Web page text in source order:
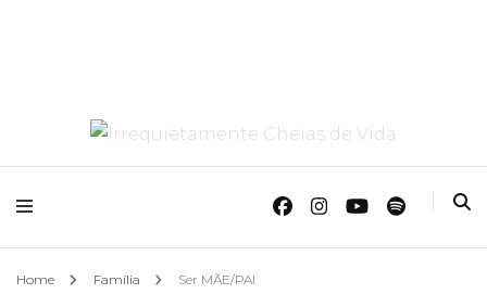
Irrequietamente
Cheias de Vida
O Mundo Das Crianças
Home Família Ser MÃE/PAI